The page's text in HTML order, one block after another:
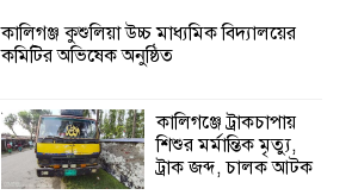
কালিগঞ্জ কুশুলিয়া উচ্চ মাধ্যমিক বিদ্যালয়ের
কমিটির অভিষেক অনুষ্ঠিত
কালিগঞ্জে ট্রাকচাপায়
শিশুর মর্মান্তিক মৃত্যু,
ট্রাক জব্দ, চালক আটক